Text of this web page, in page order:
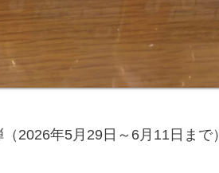
2026年5月29日～6月11日まで